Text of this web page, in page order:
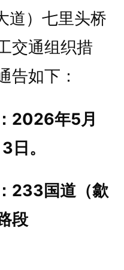
道）七里头桥
交通组织措
通告如下：
2026年5月
。
国道（歙
段